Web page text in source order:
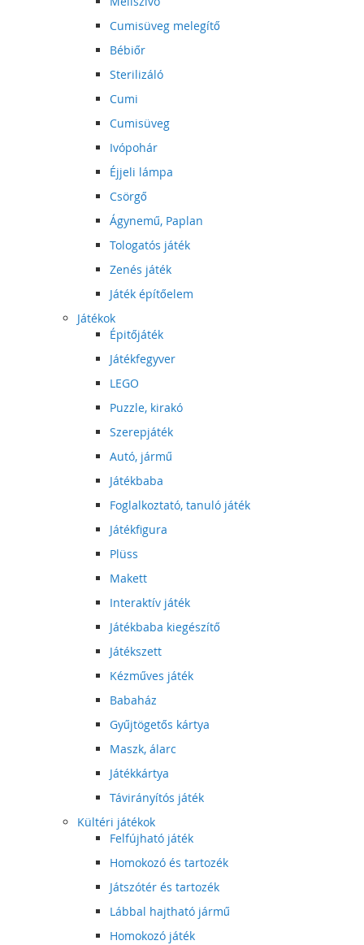
Cumisüveg melegítő
Bébiőr
Sterilizáló
Cumi
Cumisüveg
Ivópohár
Éjjeli lámpa
Csörgő
Ágynemű, Paplan
Tologatós játék
Zenés játék
Játék építőelem
Játékok
Épitőjáték
Játékfegyver
LEGO
Puzzle, kirakó
Szerepjáték
Autó, jármű
Játékbaba
Foglalkoztató, tanuló játék
Játékfigura
Plüss
Makett
Interaktív játék
Játékbaba kiegészítő
Játékszett
Kézműves játék
Babaház
Gyűjtögetős kártya
Maszk, álarc
Játékkártya
Távirányítós játék
Kültéri játékok
Felfújható játék
Homokozó és tartozék
Játszótér és tartozék
Lábbal hajtható jármű
Homokozó játék